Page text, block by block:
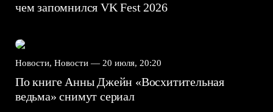
чем запомнился VK Fest 2026
Новости, Новости — 20 июля, 20:20
По книге Анны Джейн «Восхитительная
ведьма» снимут сериал